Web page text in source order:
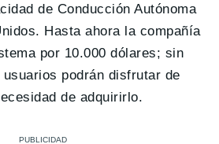
de Conducción Autónoma
Hasta ahora la compañía
por 10.000 dólares; sin
podrán disfrutar de
de adquirirlo.